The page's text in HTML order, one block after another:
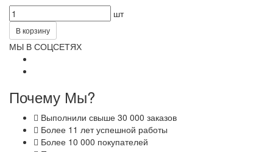
шт
В корзину
МЫ В СОЦСЕТЯХ
Почему Мы?
Выполнили свыше 30 000 заказов
Более 11 лет успешной работы
Более 10 000 покупателей